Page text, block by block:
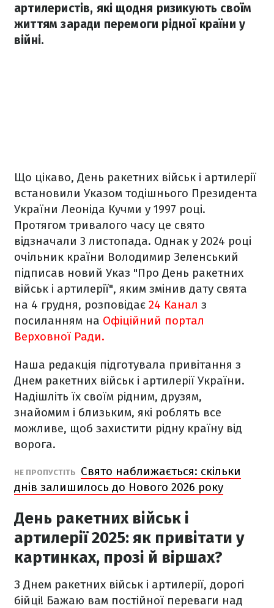
артилеристів, які щодня ризикують своїм
життям заради перемоги рідної країни у
війні.
Що цікаво, День ракетних військ і артилерії
встановили Указом тодішнього Президента
України Леоніда Кучми у 1997 році.
Протягом тривалого часу це свято
відзначали 3 листопада. Однак у 2024 році
очільник країни Володимир Зеленський
підписав новий Указ "Про День ракетних
військ і артилерії", яким змінив дату свята
на 4 грудня, розповідає 24 Канал з
посиланням на Офіційний портал
Верховної Ради.
Наша редакція підготувала привітання з
Днем ракетних військ і артилерії України.
Надішліть їх своїм рідним, друзям,
знайомим і близьким, які роблять все
можливе, щоб захистити рідну країну від
ворога.
НЕ ПРОПУСТІТЬ
Свято наближається: скільки
днів залишилось до Нового 2026 року
День ракетних військ і
артилерії 2025: як привітати у
картинках, прозі й віршах?
З Днем ракетних військ і артилерії, дорогі
бійці! Бажаю вам постійної переваги над